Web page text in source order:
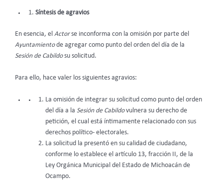
Síntesis de agravios
En esencia, el Actorse inconforma con la omisión por parte del
Ayuntamientode agregar como punto del orden del día de la
Sesión de Cabildosu solicitud.
Para ello, hace valer los siguientes agravios:
La omisión de integrar su solicitud como punto del orden
del día a laSesión de Cabildovulnera su derecho de
petición, el cual está íntimamente relacionado con sus
derechos político- electorales.
La solicitud la presentó en su calidad de ciudadano,
conforme lo establece el artículo 13, fracción II, de la
Ley Orgánica Municipal del Estado de Michoacán de
Ocampo.